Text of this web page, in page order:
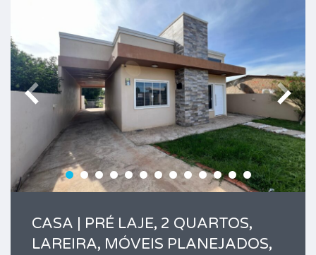
CASA | PRÉ LAJE, 2 QUARTOS,
LAREIRA, MÓVEIS PLANEJADOS,